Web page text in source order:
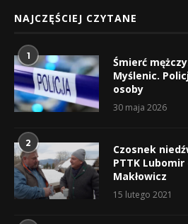
NAJCZĘŚCIEJ CZYTANE
1
Śmierć
Myślenic.
osoby
30 maja 2026
2
Czosnek
PTTK
Makłowicz
15 lutego 2021